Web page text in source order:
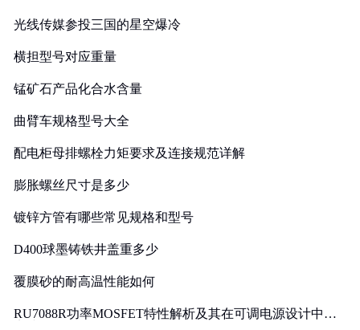
光线传媒参投三国的星空爆冷
横担型号对应重量
锰矿石产品化合水含量
曲臂车规格型号大全
配电柜母排螺栓力矩要求及连接规范详解
膨胀螺丝尺寸是多少
镀锌方管有哪些常见规格和型号
D400球墨铸铁井盖重多少
覆膜砂的耐高温性能如何
RU7088R功率MOSFET特性解析及其在可调电源设计中的